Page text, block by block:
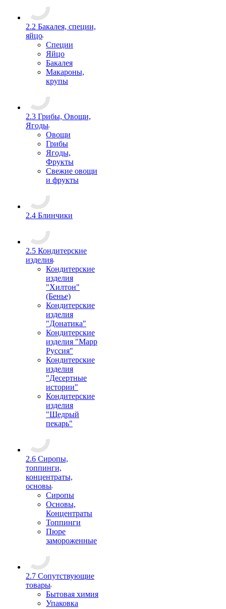
2.2 Бакалея, специи,
яйцо
Специи
Яйцо
Бакалея
Макароны,
крупы
2.3 Грибы, Овощи,
Ягоды
Овощи
Грибы
Ягоды,
Фрукты
Свежие овощи
и фрукты
2.4 Блинчики
2.5 Кондитерские
изделия
Кондитерские
изделия
"Хилтон"
(Бенье)
Кондитерские
изделия
"Донатика"
Кондитерские
изделия "Марр
Руссия"
Кондитерские
изделия
"Десертные
истории"
Кондитерские
изделия
"Щедрый
пекарь"
2.6 Сиропы,
топпинги,
концентраты,
основы
Сиропы
Основы,
Концентраты
Топпинги
Пюре
замороженные
2.7 Сопутствующие
товары
Бытовая химия
Упаковка